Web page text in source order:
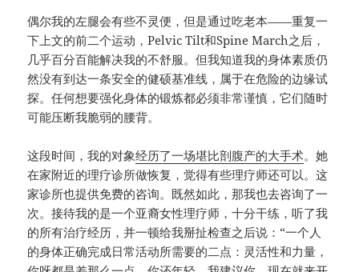
偶尔我的左腿会有些不灵便，但是通过吃老本——重复一
下上文的前二个运动，Pelvic Tilt和Spine March之后，
几乎百分百能解决我的不舒服。但我知道我的身体素质仍
然没有到达一条安全的健硕基准线，属于在危险的边缘试
探。任何想要强化身体的锻炼都必须非常谨慎，它们随时
可能压断我脆弱的腰背。
这段时间，我的对象经历了一场堪比剖腹产的大手术。她
在家附近的理疗诊所做恢复，觉得有些理疗师还可以。这
家诊所也提供免费的咨询。既然如此，那我也去咨询了一
次。接待我的是一个亚裔女性理疗师，十分干练，听了我
的所有治疗经历，并一顿给我掰扯检查之后说：“一个人
的身体正确完成日常活动所需要的二点：灵活性和力量，